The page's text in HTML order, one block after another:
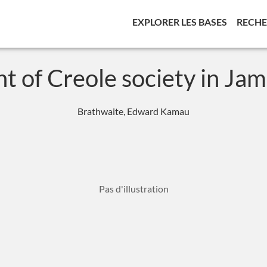
EXPLORER LES BASES
of Creole society in
Brathwaite, Edward Kamau
Pas d'illustration